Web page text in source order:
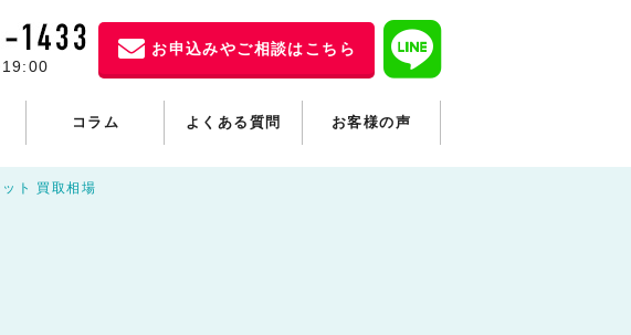
お申込みやご相談はこちら
コラム よくある質問 お客様の声
ト 買取相場